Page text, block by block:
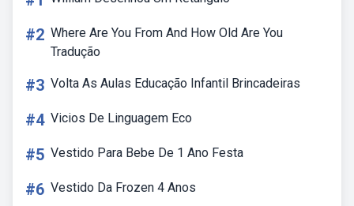
#2 Where Are You From And How Old Are You
Tradução
#3 Volta As Aulas Educação Infantil Brincadeiras
#4 Vicios De Linguagem Eco
#5 Vestido Para Bebe De 1 Ano Festa
#6 Vestido Da Frozen 4 Anos